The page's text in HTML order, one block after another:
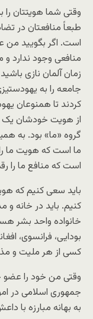
وقتی شما هویتتان
طبعاً منافعتان در
است. اگر بگویید من
منافعی وجود ندارد و
زمان آلمان نازی
جامعه را به
کردند تا همنوعان
از هویت خودشان یک
گروه «ما» بود. به
ما است که هویت ما
است که منافع ما را
باید سعی کنیم که
کنیم. باید در خانه
خانواده واحد بشر
بودایی، فرانسوی،
کسی از هر ملیت و
وقتی من خود را عضو
جمهوری اسلامی در
به بهانه مبارزه با